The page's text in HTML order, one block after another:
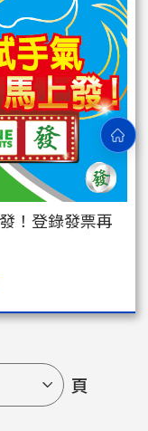
！登錄發票再
頁